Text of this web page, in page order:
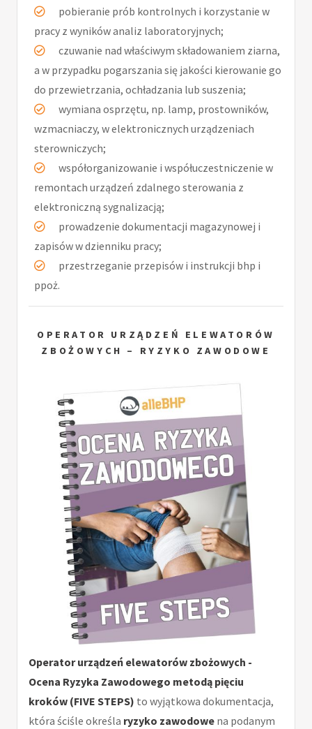
pobieranie prób kontrolnych i korzystanie w
pracy z wyników analiz laboratoryjnych;
czuwanie nad właściwym składowaniem ziarna,
a w przypadku pogarszania się jakości kierowanie go
do przewietrzania, ochładzania lub suszenia;
wymiana osprzętu, np. lamp, prostowników,
wzmacniaczy, w elektronicznych urządzeniach
sterowniczych;
współorganizowanie i współuczestniczenie w
remontach urządzeń zdalnego sterowania z
elektroniczną sygnalizacją;
prowadzenie dokumentacji magazynowej i
zapisów w dzienniku pracy;
przestrzeganie przepisów i instrukcji bhp i
ppoż.
OPERATOR URZĄDZEŃ ELEWATORÓW
ZBOŻOWYCH – RYZYKO ZAWODOWE
Operator urządzeń elewatorów zbożowych -
Ocena Ryzyka Zawodowego metodą pięciu
kroków (FIVE STEPS) to wyjątkowa dokumentacja,
która ściśle określa ryzyko zawodowe na podanym